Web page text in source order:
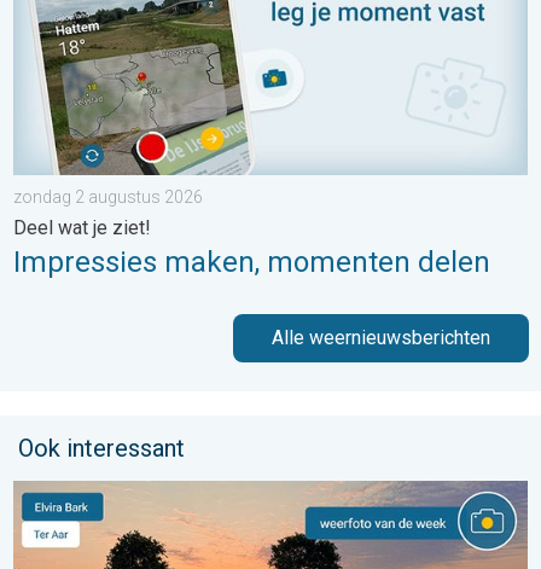
zondag 2 augustus 2026
Deel wat je ziet!
Impressies maken, momenten delen
Alle weernieuwsberichten
Ook interessant
De weerfoto van de week. Weer&Radar uploader. . . zaterdag